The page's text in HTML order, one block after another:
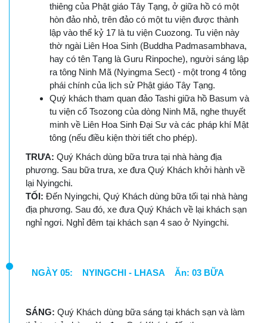
thiêng của Phật giáo Tây Tạng, ở giữa hồ có một
hòn đảo nhỏ, trên đảo có một tu viện được thành
lập vào thế kỷ 17 là tu viện Cuozong. Tu viện này
thờ ngài Liên Hoa Sinh (Buddha Padmasambhava,
hay có tên Tạng là Guru Rinpoche), người sáng lập
ra tông Ninh Mã (Nyingma Sect) - một trong 4 tông
phái chính của lịch sử Phật giáo Tây Tạng.
Quý khách tham quan đảo Tashi giữa hồ Basum và
tu viện cổ Tsozong của dòng Ninh Mã, nghe thuyết
minh về Liên Hoa Sinh Đại Sư và các pháp khí Mật
tông (nếu điều kiện thời tiết cho phép).
TRƯA: Quý Khách dùng bữa trưa tại nhà hàng địa
phương. Sau bữa trưa, xe đưa Quý Khách khởi hành về
lại Nyingchi.
TỐI: Đến Nyingchi, Quý Khách dùng bữa tối tại nhà hàng
địa phương. Sau đó, xe đưa Quý Khách về lại khách sạn
nghỉ ngơi. Nghỉ đêm tại khách sạn 4 sao ở Nyingchi.
NGÀY 05: NYINGCHI - LHASA Ăn: 03 BỮA
SÁNG: Quý Khách dùng bữa sáng tại khách sạn và làm